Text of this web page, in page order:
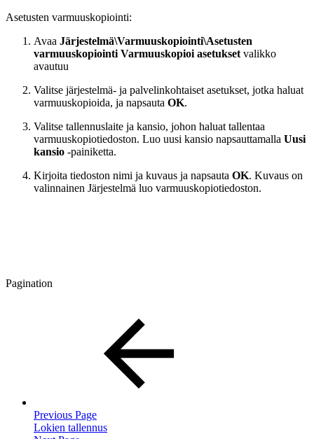
Asetusten varmuuskopiointi:
Avaa Järjestelmä\Varmuuskopiointi\Asetusten
varmuuskopiointi Varmuuskopioi asetukset valikko
avautuu
Valitse järjestelmä- ja palvelinkohtaiset asetukset, jotka haluat
varmuuskopioida, ja napsauta OK.
Valitse tallennuslaite ja kansio, johon haluat tallentaa
varmuuskopiotiedoston. Luo uusi kansio napsauttamalla Uusi
kansio -painiketta.
Kirjoita tiedoston nimi ja kuvaus ja napsauta OK. Kuvaus on
valinnainen Järjestelmä luo varmuuskopiotiedoston.
Pagination
Previous Page
Lokien tallennus